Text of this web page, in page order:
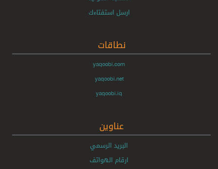
ارسل استفتاءك
نطاقات
yaqoobi.com
yaqoobi.net
yaqoobi.iq
عناوين
البريد الرسمي
ارقام الهواتف